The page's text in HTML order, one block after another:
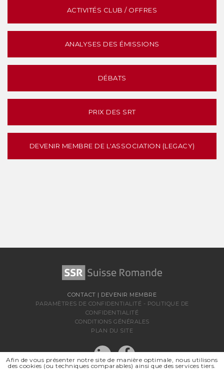
ACTIVITÉS CLUB / OFFRES
ANALYSES DES ÉMISSIONS
DÉBATS
PRIX DES SRT
DEVENIR MEMBRE DE L'ASSOCIATION (LEGACY)
CONTACT | DEVENIR MEMBRE
PARAMÈTRES DE CONFIDENTIALITÉ - POLITIQUE DE
CONFIDENTIALITÉ
CONDITIONS GÉNÉRALES
PLAN DU SITE
Afin de vous présenter notre site de manière optimale, nous utilisons
des cookies (ou techniques comparables) ainsi que des services tiers.